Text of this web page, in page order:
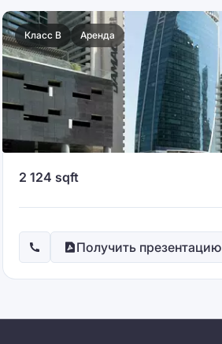
Класс B Аренда
2 124 sqft
Получить презентацию